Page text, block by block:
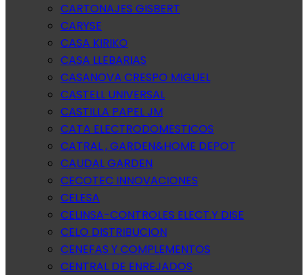
CARTONAJES GISBERT
CARYSE
CASA KIRIKO
CASA LLEBARIAS
CASANOVA CRESPO MIGUEL
CASTELL UNIVERSAL
CASTILLA PAPEL JM
CATA ELECTRODOMESTICOS
CATRAL , GARDEN&HOME DEPOT
CAUDAL GARDEN
CECOTEC INNOVACIONES
CELESA
CELINSA-CONTROLES ELECT.Y DISE
CELO DISTRIBUCION
CENEFAS Y COMPLEMENTOS
CENTRAL DE ENREJADOS